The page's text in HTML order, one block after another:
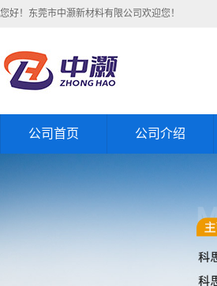
您好！东莞市中灏新材料有限公司欢迎您！
公司首页 公司介绍